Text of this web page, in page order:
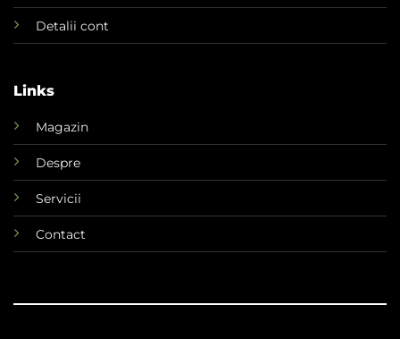
Detalii cont
Links
Magazin
Despre
Servicii
Contact